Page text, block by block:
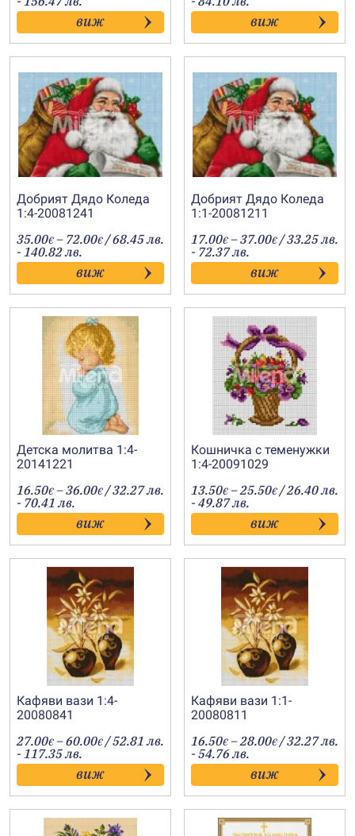
41.00€
through
80.00€
виж
19.50€
through
43.00€
виж
Добрият Дядо Коледа
1:4-20081241
35.00€ – 72.00€Price
range:
35.00€
through
72.00€
/ 68.45 лв.
- 140.82 лв.
виж
Добрият Дядо Коледа
1:1-20081211
17.00€ –37.00€Price
range:
17.00€
through
37.00€
/ 33.25 лв.
- 72.37 лв.
виж
Детска молитва 1:4-
20141221
16.50€ –36.00€Price
range:
16.50€
through
36.00€
/ 32.27 лв.
- 70.41 лв.
виж
Кошничка с теменужки
1:4-20091029
13.50€ –25.50€Price
range:
13.50€
through
25.50€
/ 26.40 лв.
- 49.87 лв.
виж
Кафяви вази 1:4-
20080841
27.00€ –60.00€Price
range:
27.00€
through
60.00€
/ 52.81 лв.
- 117.35 лв.
виж
Кафяви вази 1:1-
20080811
16.50€ –28.00€Price
range:
16.50€
through
28.00€
/ 32.27 лв.
- 54.76 лв.
виж